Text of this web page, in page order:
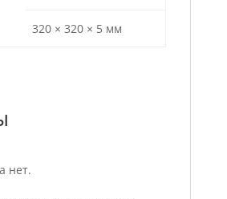
320 × 320 × 5 мм
нет.